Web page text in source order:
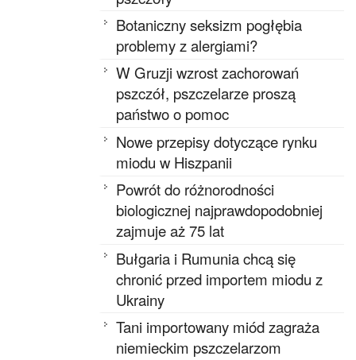
Botaniczny seksizm pogłębia
problemy z alergiami?
W Gruzji wzrost zachorowań
pszczół, pszczelarze proszą
państwo o pomoc
Nowe przepisy dotyczące rynku
miodu w Hiszpanii
Powrót do różnorodności
biologicznej najprawdopodobniej
zajmuje aż 75 lat
Bułgaria i Rumunia chcą się
chronić przed importem miodu z
Ukrainy
Tani importowany miód zagraża
niemieckim pszczelarzom